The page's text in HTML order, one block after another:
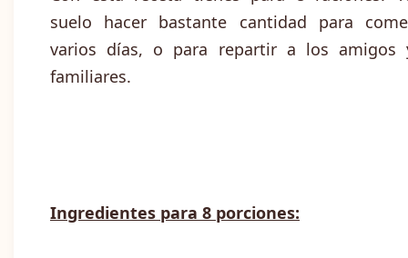
suelo hacer bastante cantidad para
varios días, o para repartir a los amigos
familiares.
Ingredientes para 8 porciones: